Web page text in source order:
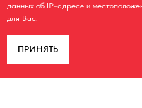
данных об IP-адресе и
для Вас.
ПРИНЯТЬ